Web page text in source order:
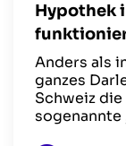
Hypothek
Anders als
ganzes
Schweiz
sogenannte